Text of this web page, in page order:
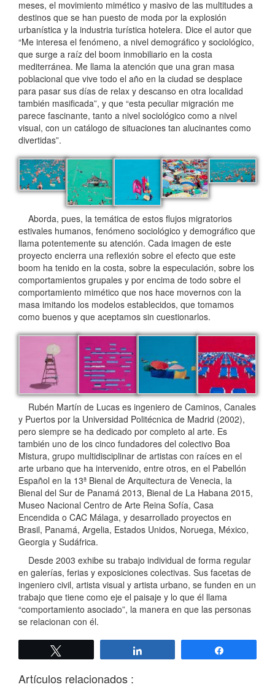
meses, el movimiento mimético y masivo de las multitudes a
destinos que se han puesto de moda por la explosión
urbanística y la industria turística hotelera. Dice el autor que
“Me interesa el fenómeno, a nivel demográfico y sociológico,
que surge a raíz del boom inmobiliario en la costa
mediterránea. Me llama la atención que una gran masa
poblacional que vive todo el año en la ciudad se desplace
para pasar sus días de relax y descanso en otra localidad
también masificada”, y que “esta peculiar migración me
parece fascinante, tanto a nivel sociológico como a nivel
visual, con un catálogo de situaciones tan alucinantes como
divertidas”.
Aborda, pues, la temática de estos flujos migratorios
estivales humanos, fenómeno sociológico y demográfico que
llama potentemente su atención. Cada imagen de este
proyecto encierra una reflexión sobre el efecto que este
boom ha tenido en la costa, sobre la especulación, sobre los
comportamien­tos grupales y por encima de todo sobre el
comportamiento mimético que nos hace movernos con la
masa imitando los modelos establecidos, que tomamos
como buenos y que aceptamos sin cuestionarlos.
Rubén Martín de Lucas es ingeniero de Caminos, Canales
y Puertos por la Universidad Politécnica de Madrid (2002),
pero siempre se ha dedicado por completo al arte. Es
también uno de los cinco fun­dadores del colectivo Boa
Mistura, grupo multidisciplinar de artistas con raíces en el
arte urbano que ha intervenido, entre otros, en el Pabellón
Español en la 13ª Bienal de Arquitectura de Venecia, la
Bienal del Sur de Panamá 2013, Bienal de La Habana 2015,
Museo Nacional Centro de Arte Reina Sofía, Casa
Encendida o CAC Málaga, y desarrollado proyectos en
Brasil, Panamá, Argelia, Estados Unidos, Noruega, México,
Georgia y Sudáfrica.
Desde 2003 exhibe su trabajo individual de forma regular
en galerías, ferias y exposiciones colectivas. Sus facetas de
ingeniero civil, artista visual y artista urbano, se funden en un
trabajo que tiene como eje el paisaje y lo que él llama
“comportamiento asociado”, la manera en que las personas
se relacionan con él.
Artículos relacionados :